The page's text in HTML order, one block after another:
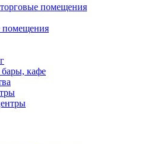
помещения
кафе